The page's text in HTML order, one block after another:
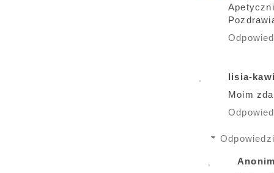
lisia-
Moim
Odpowiedzi